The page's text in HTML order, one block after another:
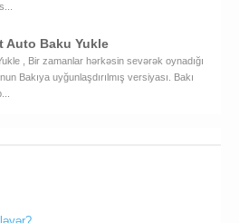
Auto Baku Yukle
, Bir zamanlar hərkəsin sevərək oynadığı
Bakıya uyğunlaşdırılmış versiyası. Bakı